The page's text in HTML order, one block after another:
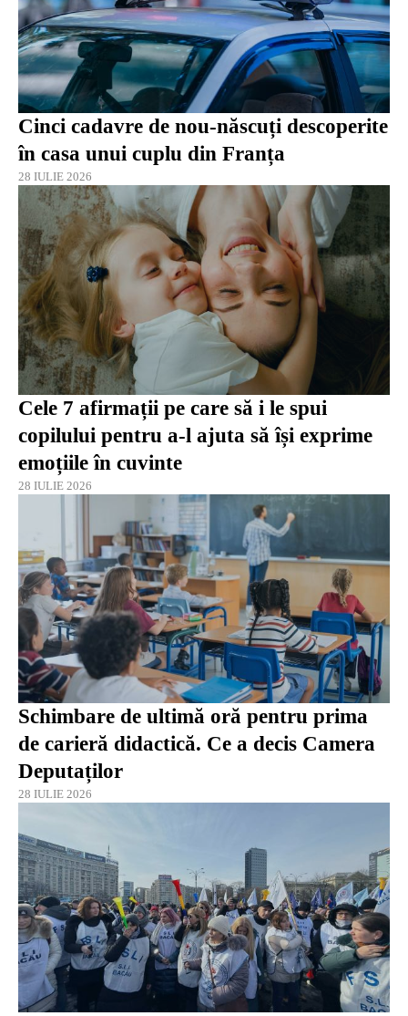
Cinci cadavre de nou-născuți descoperite
în casa unui cuplu din Franța
28 IULIE 2026
Cele 7 afirmații pe care să i le spui
copilului pentru a-l ajuta să își exprime
emoțiile în cuvinte
28 IULIE 2026
Schimbare de ultimă oră pentru prima
de carieră didactică. Ce a decis Camera
Deputaților
28 IULIE 2026